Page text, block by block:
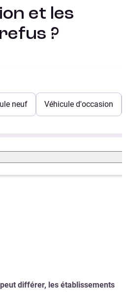
et les
?
neuf
Véhicule d'occasion
différer, les établissements